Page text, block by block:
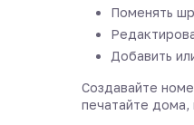
Поменять
Добавить
Создавайте
печатайте дома,